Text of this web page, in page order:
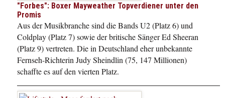
"Forbes": Boxer Mayweather Topverdiener unter den
Promis
Aus der Musikbranche sind die Bands U2 (Platz 6) und
Coldplay (Platz 7) sowie der britische Sänger Ed Sheeran
(Platz 9) vertreten. Die in Deutschland eher unbekannte
Fernseh-Richterin Judy Sheindlin (75, 147 Millionen)
schaffte es auf den vierten Platz.